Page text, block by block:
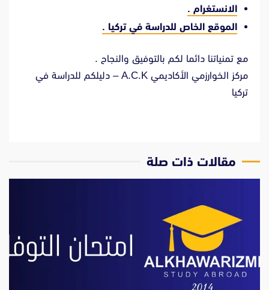
الانستغرام .
الموقع الخاص للدراسة في تركيا .
مع تمنياتنا دائما لكم بالتوفيق والنجاح .
مركز الخوارزمي الأكاديمي A.C.K – دليلكم للدراسة في
تركيا
مقالات ذات صلة